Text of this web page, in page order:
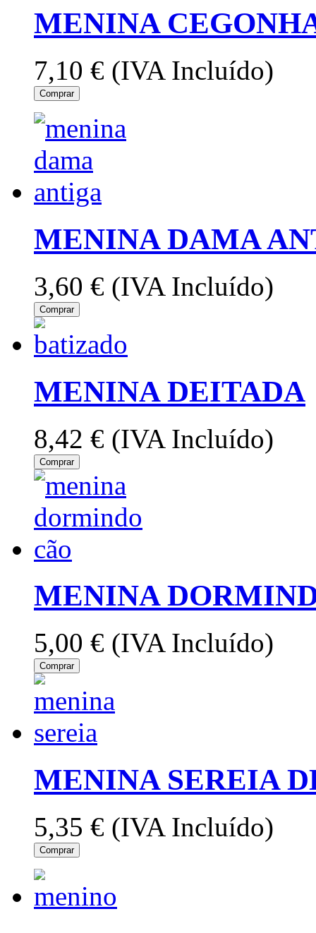
MENINA
7,10 € (IVA Incluído)
Comprar
MENINA DAMA
3,60 € (IVA Incluído)
Comprar
MENINA DEITADA
8,42 € (IVA Incluído)
Comprar
MENINA
5,00 € (IVA Incluído)
Comprar
MENINA SEREIA
5,35 € (IVA Incluído)
Comprar